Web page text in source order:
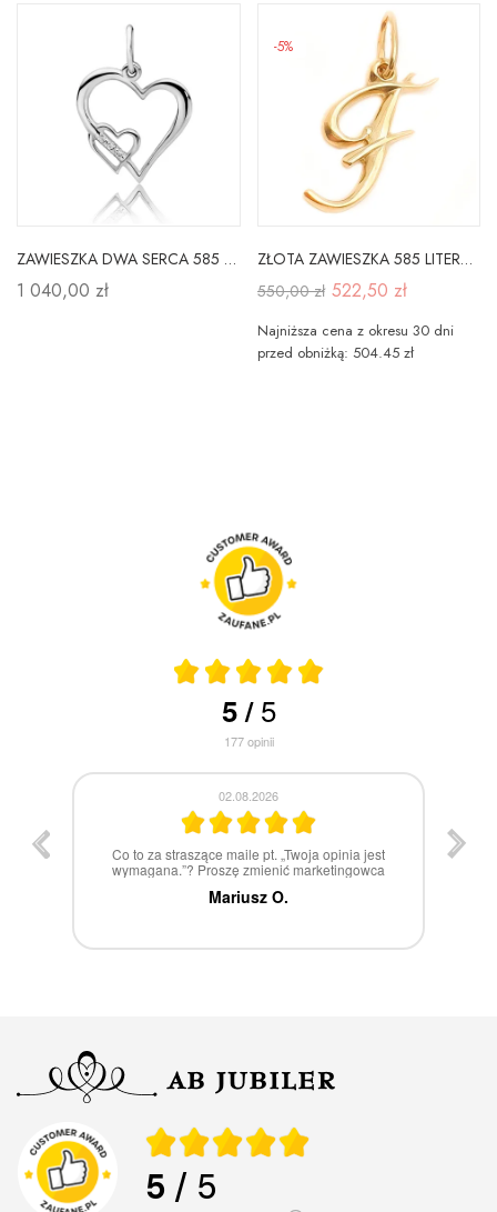
ZAWIESZKA DWA SERCA 585 DIAMENTY BIAŁE ZŁOTO
1 040,00 zł
-5%
ZŁOTA ZAWIESZKA 585 LITERKA F
550,00 zł 522,50 zł
Najniższa cena z okresu 30 dni
przed obniżką: 504.45 zł
5/5
177opinii
30.07.2026
W 100% polecam
Marcin Z.
5 / 5